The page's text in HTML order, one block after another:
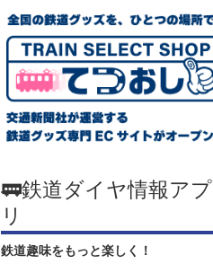
🚃鉄道ダイヤ情報アプ
リ
鉄道趣味をもっと楽しく！